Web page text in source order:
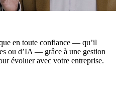
en toute confiance — qu’il
ou d’IA — grâce à une gestion
évoluer avec votre entreprise.